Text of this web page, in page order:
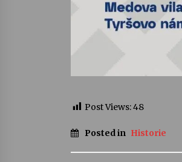
Post Views:48
Posted in Historie